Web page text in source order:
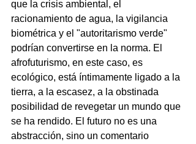
que la crisis ambiental, el
racionamiento de agua, la vigilancia
biométrica y el "autoritarismo verde"
podrían convertirse en la norma. El
afrofuturismo, en este caso, es
ecológico, está íntimamente ligado a la
tierra, a la escasez, a la obstinada
posibilidad de revegetar un mundo que
se ha rendido. El futuro no es una
abstracción, sino un comentario